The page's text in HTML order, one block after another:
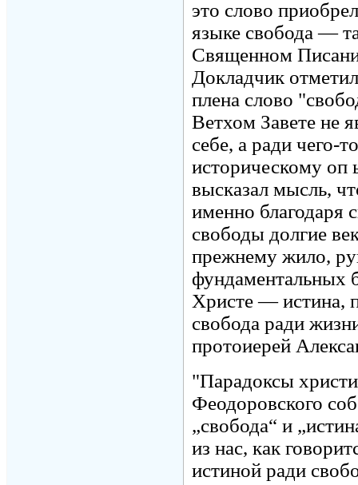
это слово
языке свобода —
Священном
Докладчик
плена слово
Ветхом Завете не
себе, а ради
историческому оп
высказал мысль,
именно благодаря
свободы долгие
прежнему жило,
фундаментальных
Христе — истина,
свобода ради
протоиерей
"Парадоксы
Феодоровского
„свобода“ и
из нас, как
истиной ради